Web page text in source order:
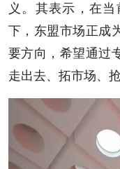
义。其表示，在
下，东盟市场正成
要方向，希望通过
走出去、拓市场、抢